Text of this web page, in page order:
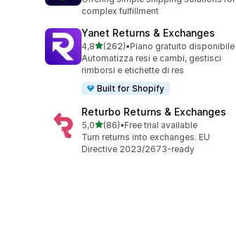
complex fulfillment
Yanet Returns & Exchanges
4,8stelle su 5
(262)
262 recensioni totali
•Piano gratuito disponibile
Automatizza resi e cambi, gestisci
rimborsi e etichette di res
Built for Shopify
Returbo Returns & Exchanges
5,0stelle su 5
(86)
86 recensioni totali
•Free trial available
Turn returns into exchanges. EU
Directive 2023/2673-ready